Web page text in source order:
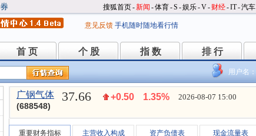
搜狐首页-新闻 -体育-S -娱乐-V- 财经-IT-汽车
意见反馈 手机随时随地看行情
首 页
首 页 个 股
个 股 指 数
指 数 排 行
排 行
用户名：
广钢气体
(688548)
37.66 +0.50 1.35% 2026-08-07 15:00
重要财务指标 主营收入构成 资产负债表 现金流量表